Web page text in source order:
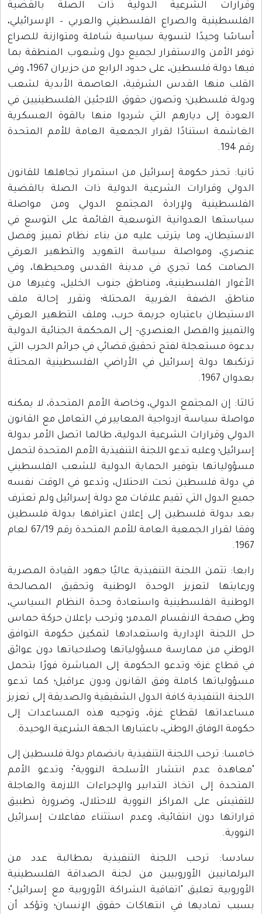
وقرارات الشرعية الدولية ذات الصلة بالقضية
الفلسطينية والصراع الفلسطيني والعربي – الإسرائيلي،
أساسًا وحيدًا لتسوية سياسية شاملة ومتوازنة للصراع
توفر الأمن والاستقرار لجميع دول وشعوب المنطقة بما
فيها دولة فلسطين، على حدود الرابع من حزيران 1967، وفي
القلب منها القدس الشرقية، العاصمة الأبدية لشعب
ودولة فلسطين؛ وتصون حقوق اللاجئين الفلسطينيين في
العودة إلى ديارهم التي شردوا منها بالقوة العسكرية
الغاشمة استنادًا لقرار الجمعية العامة للأمم المتحدة
رقم 194.
ثانيا: تحذر حكومة إسرائيل من استمرار تجاهلها للقانون
الدولي وقرارات الشرعية الدولية ذات الصلة بالقضية
الفلسطينية ولإرادة المجتمع الدولي ومن مواصلة
سياستها العدوانية التوسعية القائمة على التوسع في
الاستيطان، وما يترتب عليه من بناء نظام تمييز وفصل
عنصري، ومواصلة سياسة التهويد والتطهير العرقي
الصامت كما تجري في مدينة القدس ومحيطها، وفي
الأغوار الفلسطينية، ومناطق جنوب الخليل، وغيرها من
مناطق الضفة الغربية المحتلة؛ وتقرر إحالة ملف
الاستيطان باعتباره جريمة حرب، وملف التطهير العرقي
والتمييز والفصل العنصري- إلى المحكمة الجنائية الدولية
بدعوة مستعجلة لفتح تحقيق قضائي في جرائم الحرب التي
ترتكبها دولة إسرائيل في الأراضي الفلسطينية المحتلة
بعدوان 1967.
ثالثا: إن المجتمع الدولي، وخاصة الأمم المتحدة، لا يمكنه
مواصلة سياسة ازدواجية المعايير في التعامل مع القانون
الدولي وقرارات الشرعية الدولية، طالما اتصل الأمر بدولة
إسرائيل؛ وعليه تدعو اللجنة التنفيذية الأمم المتحدة لتحمل
مسؤولياتها بتوفير الحماية الدولية للشعب الفلسطيني
في دولة فلسطين تحت الاحتلال، وتدعو في الوقت نفسه
جميع الدول التي تقيم علاقات مع دولة إسرائيل ولم تعترف
بعد بدولة فلسطين إلى إعلان اعترافها بدولة فلسطين
وفقا لقرار الجمعية العامة للأمم المتحدة رقم 67/19 لعام
1967.
رابعا: تثمن اللجنة التنفيذية عاليًا جهود القيادة المصرية
ورعايتها لتعزيز الوحدة الوطنية وتحقيق المصالحة
الوطنية الفلسطينية واستعادة وحدة النظام السياسي،
وطي صفحة الانقسام المدمر؛ وترحب بإعلان حركة حماس
حل اللجنة الإدارية واستعدادها لتمكين حكومة التوافق
الوطني من ممارسة مسؤولياتها وصلاحياتها دون عوائق
في قطاع غزة؛ وتدعو الحكومة إلى المباشرة فورًا بتحمل
مسؤولياتها كاملة وفق القانون ودون عراقيل؛ كما تدعو
اللجنة التنفيذية كافة الدول الشقيقية والصديقة إلى تعزيز
مساعداتها لقطاع غزة، وتوجيه هذه المساعدات إلى
حكومة الوفاق الوطني، باعتبارها الجهة الشرعية الوحيدة.
خامسا: ترحب اللجنة التنفيذية بانضمام دولة فلسطين إلى
"معاهدة عدم انتشار الأسلحة النووية"؛ وتدعو الأمم
المتحدة إلى اتخاذ التدابير والإجراءات اللازمة والعاجلة
للتفتيش على المراكز النووية للاحتلال، وضرورة تطبيق
قراراتها دون انتقائية، وعدم استثناء مفاعلات إسرائيل
النووية.
سادسا: ترحب اللجنة التنفيذية بمطالبة عدد من
البرلمانيين الأوروبيين من لجنة الصداقة الفلسطينية
الأوروبية تعليق "اتفاقية الشراكة الأوروبية مع إسرائيل"؛
بسبب تماديها في انتهاكات حقوق الإنسان؛ وتؤكد أن